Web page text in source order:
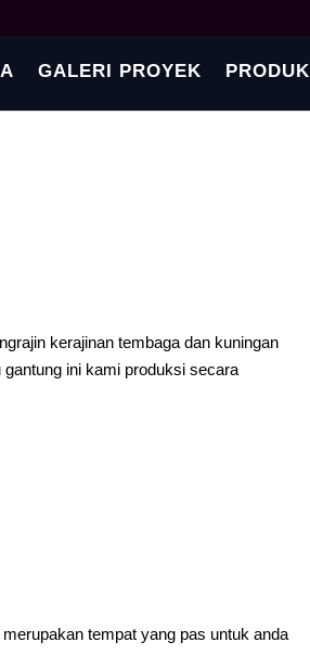
GALERI PROYEK PRODUK
kerajinan tembaga dan kuningan
ini kami produksi secara
tempat yang pas untuk anda